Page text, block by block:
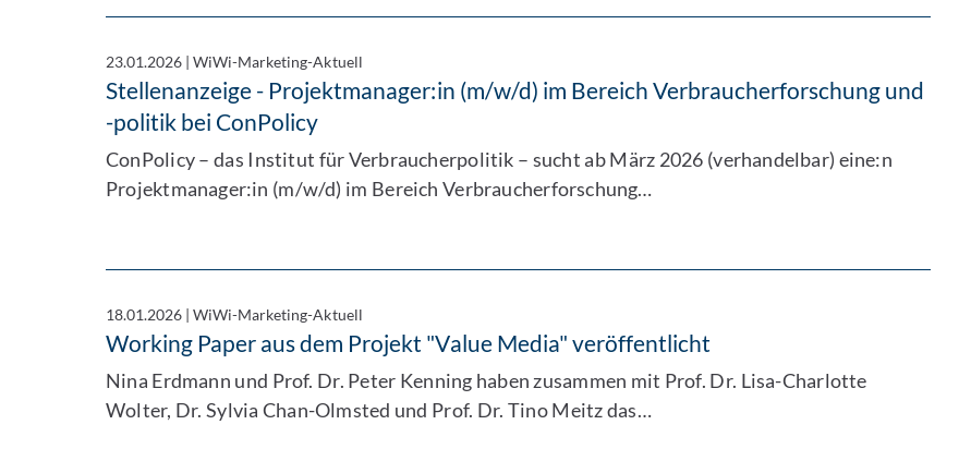
23.01.2026 |WiWi-Marketing-Aktuell
Stellenanzeige - Projektmanager:in (m/w/d) im Bereich Verbraucherforschung und
-politik bei ConPolicy
ConPolicy – das Institut für Verbraucherpolitik – sucht ab März 2026 (verhandelbar) eine:n
Projektmanager:in (m/w/d) im Bereich Verbraucherforschung…
18.01.2026 |WiWi-Marketing-Aktuell
Working Paper aus dem Projekt "Value Media" veröffentlicht
Nina Erdmann und Prof. Dr. Peter Kenning haben zusammen mit Prof. Dr. Lisa-Charlotte
Wolter, Dr. Sylvia Chan-Olmsted und Prof. Dr. Tino Meitz das…